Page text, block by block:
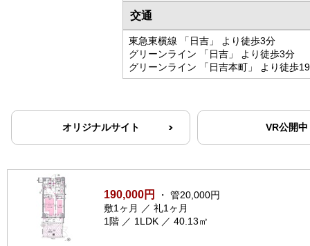
交通
東急東横線 「日吉」 より徒歩3分
グリーンライン 「日吉」 より徒歩3分
グリーンライン 「日吉本町」 より徒歩
オリジナルサイト VR公開中
190,000円
・ 管20,000円
敷1ヶ月 ／ 礼1ヶ月
1階 ／ 1LDK ／ 40.13㎡